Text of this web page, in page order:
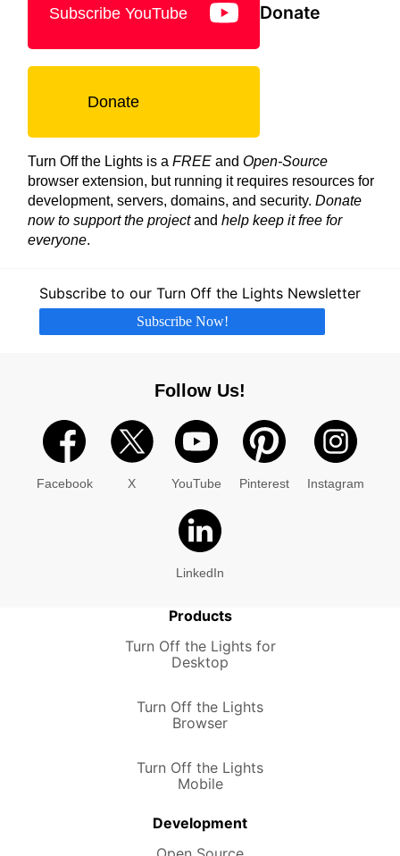
Subscribe YouTube Donate
Donate
Turn Off the Lights is a FREE and Open-Source
browser extension, but running it requires resources for
development, servers, domains, and security. Donate
now to support the projectand help keep it free for
everyone.
Subscribe to our Turn Off the Lights Newsletter
Subscribe Now!
Follow Us!
Facebook X YouTube Pinterest Instagram
LinkedIn
Products
Turn Off the Lights for
Desktop
Turn Off the Lights
Browser
Turn Off the Lights
Mobile
Development